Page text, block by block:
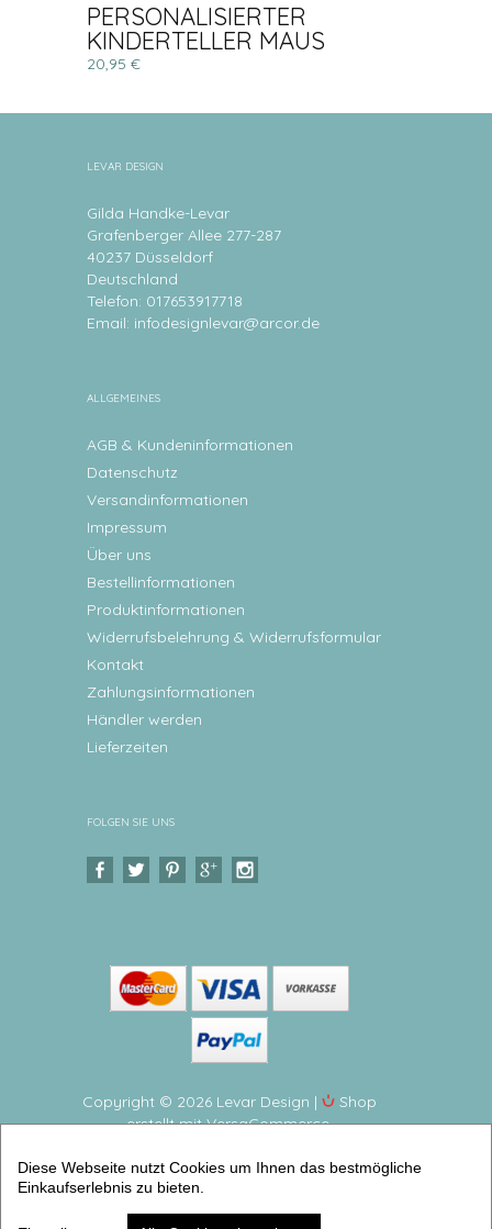
PERSONALISIERTER
KINDERTELLER MAUS
20,95 €
LEVAR DESIGN
Gilda Handke-Levar
Grafenberger Allee 277-287
40237 Düsseldorf
Deutschland
Telefon: 017653917718
Email: infodesignlevar@arcor.de
ALLGEMEINES
AGB & Kundeninformationen
Datenschutz
Versandinformationen
Impressum
Über uns
Bestellinformationen
Produktinformationen
Widerrufsbelehrung & Widerrufsformular
Kontakt
Zahlungsinformationen
Händler werden
Lieferzeiten
FOLGEN SIE UNS
Copyright © 2026 Levar Design |
Shop
erstellt mit VersaCommerce.
Wanduhr für Kinder mit Namen personalisiert
(Kinderwanduhren) | Artikelnummer: 3602-3016-
6138
Diese Webseite nutzt Cookies um Ihnen das bestmögliche
Einkaufserlebnis zu bieten.